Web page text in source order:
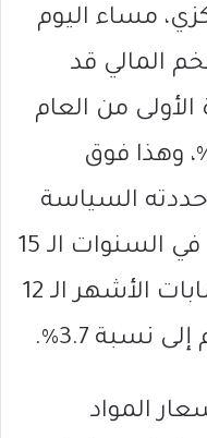
مساء اليوم
المالي قد
من العام
ارتفاعا بنسبة 3.4%، وهذا فوق
السياسة
الاقتصادية لبنك إسرائيل في السنوات الـ 15
الأخيرة، وهي 3%. وفي حسابات الأشهر الـ 12
نسبة 3.7%.
المواد